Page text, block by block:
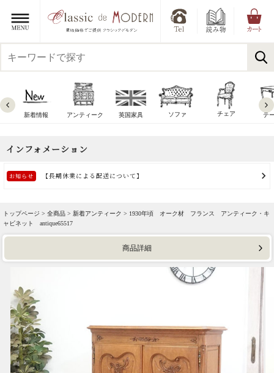
新着情報 アンティーク 英国家具 ソファ チェア テ
トップページ > 全商品 > 新着アンティーク > 1930年頃 オーク材 フランス アンティーク・キ
ャビネット antique65517
商品詳細